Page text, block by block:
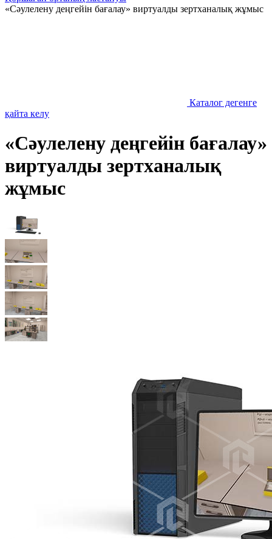
«Сәулелену деңгейін бағалау» виртуалды зертханалық жұмыс
Каталог дегенге
қайта келу
«Сәулелену деңгейін бағалау»
виртуалды зертханалық
жұмыс